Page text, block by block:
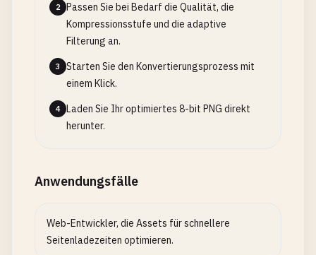
2
Passen Sie bei Bedarf die Qualität, die
Kompressionsstufe und die adaptive
Filterung an.
3
Starten Sie den Konvertierungsprozess mit
einem Klick.
4
Laden Sie Ihr optimiertes 8-bit PNG direkt
herunter.
Anwendungsfälle
Web-Entwickler, die Assets für schnellere
Seitenladezeiten optimieren.